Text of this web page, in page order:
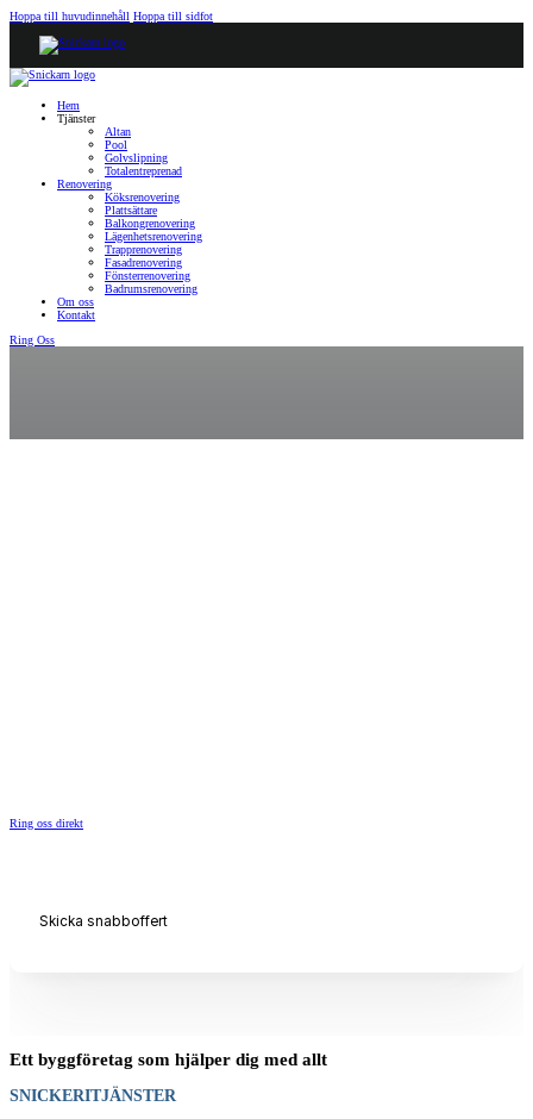
Hoppa till huvudinnehåll Hoppa till sidfot
Hem
Tjänster
Altan
Pool
Golvslipning
Totalentreprenad
Renovering
Köksrenovering
Plattsättare
Balkongrenovering
Lägenhetsrenovering
Trapprenovering
Fasadrenovering
Fönsterrenovering
Badrumsrenovering
Om oss
Kontakt
Ring Oss
Ring oss direkt
Skicka snabboffert
Ett byggföretag som hjälper dig med allt
SNICKERITJÄNSTER